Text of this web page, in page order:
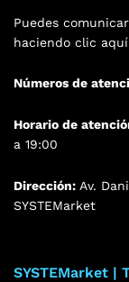
Puedes
haciendo clic
Números de
Horario de
a 19:00
Dirección: Av.
SYSTEMarket
SYSTEMarket |